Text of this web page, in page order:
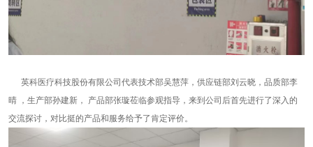
英科医疗科技股份有限公司代表技术部吴慧萍，供应链部刘云晓，品质部李
晴 ，生产部孙建新， 产品部张璇莅临参观指导，来到公司后首先进行了深入的
交流探讨，对比挺的产品和服务给予了肯定评价。